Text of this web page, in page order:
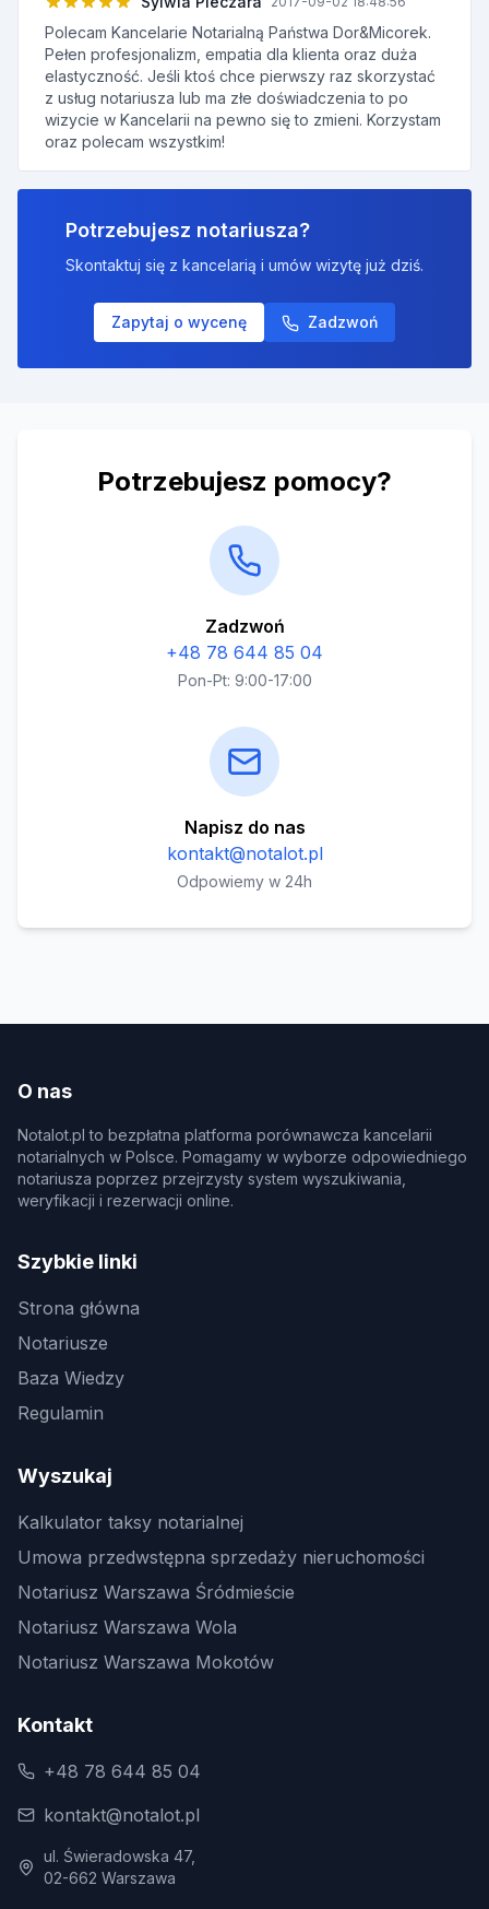
Polecam Kancelarie Notarialną Państwa Dor&Micorek.
Pełen profesjonalizm, empatia dla klienta oraz duża
elastyczność. Jeśli ktoś chce pierwszy raz skorzystać
z usług notariusza lub ma złe doświadczenia to po
wizycie w Kancelarii na pewno się to zmieni. Korzystam
oraz polecam wszystkim!
Potrzebujesz notariusza?
Skontaktuj się z kancelarią i umów wizytę już dziś.
Zapytaj o wycenę Zadzwoń
Potrzebujesz pomocy?
Zadzwoń
+48 78 644 85 04
Pon-Pt: 9:00-17:00
Napisz do nas
kontakt@notalot.pl
Odpowiemy w 24h
O nas
Notalot.pl to bezpłatna platforma porównawcza kancelarii
notarialnych w Polsce. Pomagamy w wyborze odpowiedniego
notariusza poprzez przejrzysty system wyszukiwania,
weryfikacji i rezerwacji online.
Szybkie linki
Strona główna
Notariusze
Baza Wiedzy
Regulamin
Wyszukaj
Kalkulator taksy notarialnej
Umowa przedwstępna sprzedaży nieruchomości
Notariusz Warszawa Śródmieście
Notariusz Warszawa Wola
Notariusz Warszawa Mokotów
Kontakt
+48 78 644 85 04
kontakt@notalot.pl
ul. Świeradowska 47,
02-662 Warszawa